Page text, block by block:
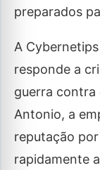
preparados
A
responde a
guerra contra
Antonio, a
reputação
rapidamente